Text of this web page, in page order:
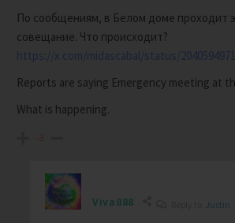
По сообщениям, в Белом доме проходит
совещание. Что происходит?
https://x.com/midascabal/status/
Reports are saying Emergency meeting at
What is happening.
-3
Viva888 Justin